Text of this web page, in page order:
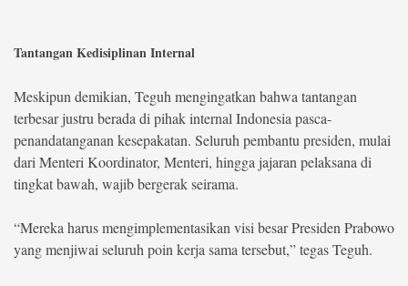
Tantangan Kedisiplinan Internal
Meskipun demikian, Teguh mengingatkan bahwa tantangan
terbesar justru berada di pihak internal Indonesia pasca-
penandatanganan kesepakatan. Seluruh pembantu presiden, mulai
dari Menteri Koordinator, Menteri, hingga jajaran pelaksana di
tingkat bawah, wajib bergerak seirama.
“Mereka harus mengimplementasikan visi besar Presiden Prabowo
yang menjiwai seluruh poin kerja sama tersebut,” tegas Teguh.